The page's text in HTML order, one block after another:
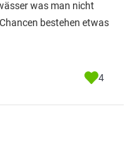
was man nicht
bestehen etwas
4